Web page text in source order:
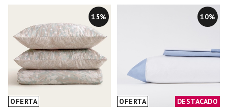
15%
OFERTA
10%
OFERTA
DESTACADO